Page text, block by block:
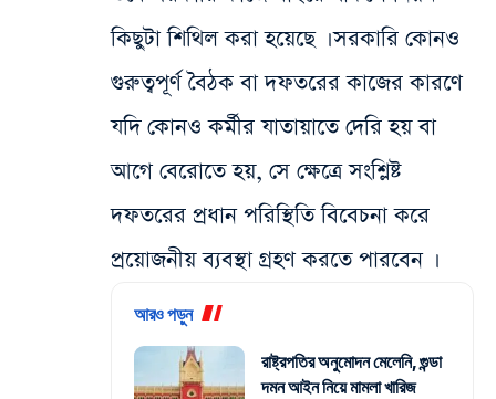
কিছুটা শিথিল করা হয়েছে । সরকারি কোনও
গুরুত্বপূর্ণ বৈঠক বা দফতরের কাজের কারণে
যদি কোনও কর্মীর যাতায়াতে দেরি হয় বা
আগে বেরোতে হয়, সে ক্ষেত্রে সংশ্লিষ্ট
দফতরের প্রধান পরিস্থিতি বিবেচনা করে
প্রয়োজনীয় ব্যবস্থা গ্রহণ করতে পারবেন ।
আরও পড়ুন
রাষ্ট্রপতির অনুমোদন মেলেনি, গুন্ডা
দমন আইন নিয়ে মামলা খারিজ